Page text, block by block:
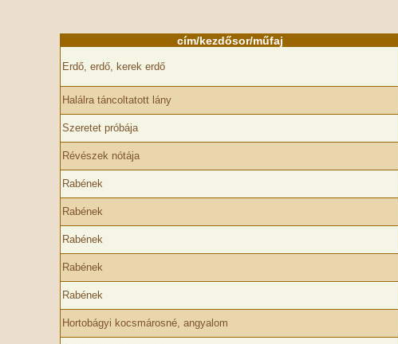
cím/kezdősor/műfaj
Erdő, erdő, kerek erdő
Halálra táncoltatott lány
Szeretet próbája
Révészek nótája
Rabének
Rabének
Rabének
Rabének
Rabének
Hortobágyi kocsmárosné, angyalom